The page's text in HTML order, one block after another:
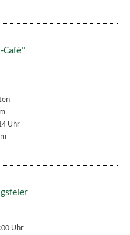
Café"
Uhr
Uhr